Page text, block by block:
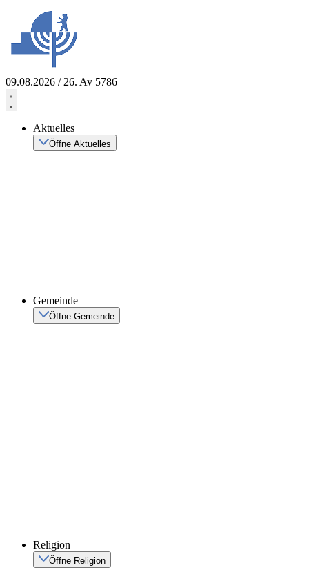
springen
09.08.2026 / 26. Av 5786
Aktuelles
Öffne Aktuelles
Gemeinde
Öffne Gemeinde
Religion
Öffne Religion